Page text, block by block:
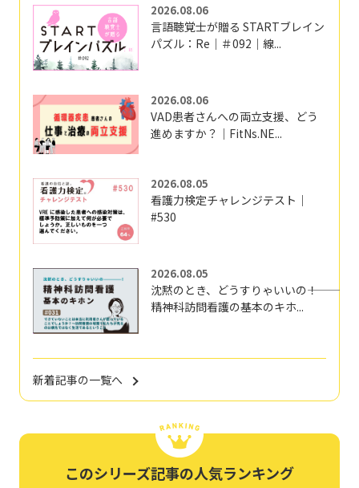
2026.08.06
言語聴覚士が贈る STARTブレイン
パズル：Re｜＃092｜線...
2026.08.06
VAD患者さんへの両立支援、どう
進めますか？｜FitNs.NE...
2026.08.05
看護力検定チャレンジテスト｜
#530
2026.08.05
沈黙のとき、どうすりゃいいの―――！
精神科訪問看護の基本のキホ...
新着記事の一覧へ
このシリーズ記事の人気ランキング